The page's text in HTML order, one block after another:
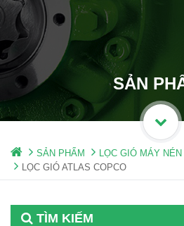
SẢN
SẢN PHẨM
LỌC GIÓ MÁY NÉN
LỌC GIÓ ATLAS COPCO
TÌM KIẾM